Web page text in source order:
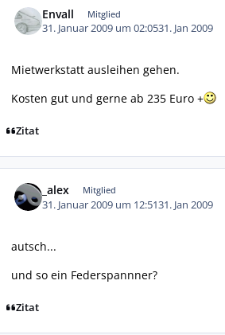
Envall Mitglied
31. Januar 2009 um 02:0531. Jan 2009
Mietwerkstatt ausleihen gehen.
Kosten gut und gerne ab 235 Euro +
Zitat
_alex Mitglied
31. Januar 2009 um 12:5131. Jan 2009
autsch...
und so ein Federspannner?
Zitat